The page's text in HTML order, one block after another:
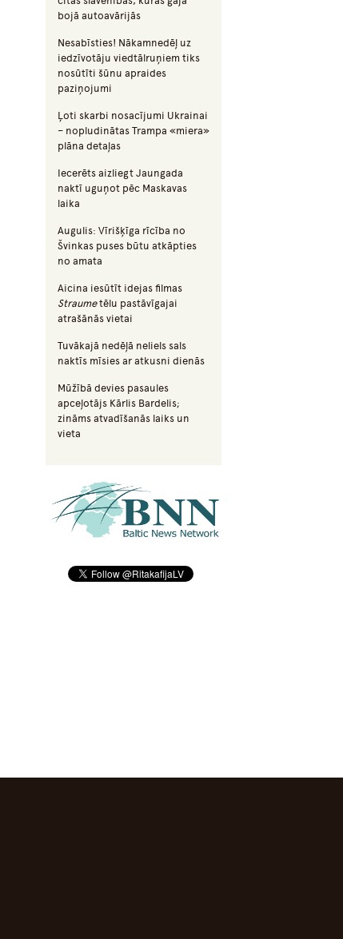
bojā autoavārijās
Nesabīsties! Nākamnedēļ uz
iedzīvotāju viedtālruņiem tiks
nosūtīti šūnu apraides
paziņojumi
Ļoti skarbi nosacījumi Ukrainai
– nopludinātas Trampa «miera»
plāna detaļas
Iecerēts aizliegt Jaungada
naktī uguņot pēc Maskavas
laika
Augulis: Vīrišķīga rīcība no
Švinkas puses būtu atkāpties
no amata
Aicina iesūtīt idejas filmas
Straumetēlu pastāvīgajai
atrašānās vietai
Tuvākajā nedēļā neliels sals
naktīs mīsies ar atkusni dienās
Mūžībā devies pasaules
apceļotājs Kārlis Bardelis;
zināms atvadīšanās laiks un
vieta